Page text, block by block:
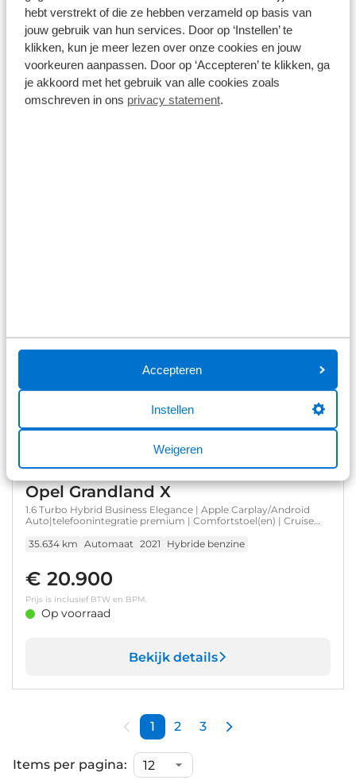
hebt verstrekt of die ze hebben verzameld op basis van
jouw gebruik van hun services. Door op ‘Instellen’ te
klikken, kun je meer lezen over onze cookies en jouw
voorkeuren aanpassen. Door op ‘Accepteren’ te klikken, ga
je akkoord met het gebruik van alle cookies zoals
omschreven in ons privacy statement.
Accepteren
Instellen
Weigeren
Opel Grandland X
1.6 225PK Turbo Hybrid Elegance | AFNB. TREKHAAK|
NAVIGATIE| AGR STOEL| CLIMATE CONTROL| CAMERA|
PARKEERSENSOREN V+A|
66.676 km Automaat 2021 Hybride benzine
€ 19.900
Prijs is inclusief BTW en BPM.
Bekijk details
1/14
Opel Grandland X
1.6 Turbo Hybrid Business Elegance | Apple Carplay/Android
Auto|telefoonintegratie premium | Comfortstoel(en) | Cruise
35.634 km Automaat 2021 Hybride benzine
€ 20.900
Prijs is inclusief BTW en BPM.
Op voorraad
Bekijk details
1 2 3
Items per pagina: